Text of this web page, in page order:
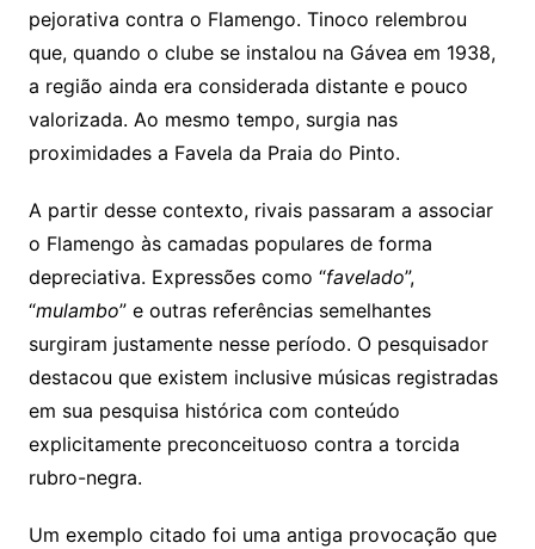
pejorativa contra o Flamengo. Tinoco relembrou
que, quando o clube se instalou na Gávea em 1938,
a região ainda era considerada distante e pouco
valorizada. Ao mesmo tempo, surgia nas
proximidades a Favela da Praia do Pinto.
A partir desse contexto, rivais passaram a associar
o Flamengo às camadas populares de forma
depreciativa. Expressões como “favelado”,
“mulambo” e outras referências semelhantes
surgiram justamente nesse período. O pesquisador
destacou que existem inclusive músicas registradas
em sua pesquisa histórica com conteúdo
explicitamente preconceituoso contra a torcida
rubro-negra.
Um exemplo citado foi uma antiga provocação que